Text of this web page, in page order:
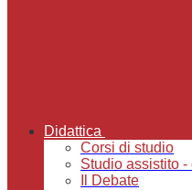
Didattica
Corsi di studio
Studio assistito
Il Debate